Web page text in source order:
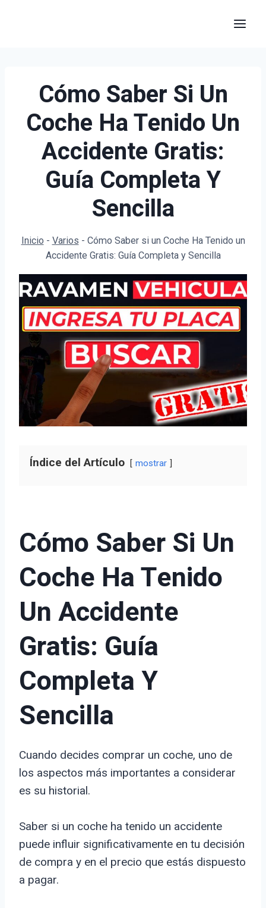
Cómo Saber Si Un
Coche Ha Tenido Un
Accidente Gratis:
Guía Completa Y
Sencilla
Inicio - Varios - Cómo Saber si un Coche Ha Tenido un
Accidente Gratis: Guía Completa y Sencilla
Índice del Artículo mostrar
Cómo Saber Si Un
Coche Ha Tenido
Un Accidente
Gratis: Guía
Completa Y
Sencilla
Cuando decides comprar un coche, uno de
los aspectos más importantes a considerar
es su historial.
Saber si un coche ha tenido un accidente
puede influir significativamente en tu decisión
de compra y en el precio que estás dispuesto
a pagar.